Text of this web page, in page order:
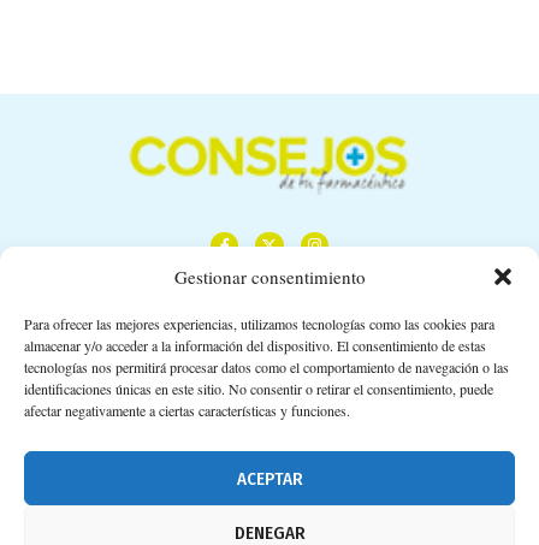
Gestionar consentimiento
Para ofrecer las mejores experiencias, utilizamos tecnologías como las cookies para
almacenar y/o acceder a la información del dispositivo. El consentimiento de estas
tecnologías nos permitirá procesar datos como el comportamiento de navegación o las
identificaciones únicas en este sitio. No consentir o retirar el consentimiento, puede
afectar negativamente a ciertas características y funciones.
ACEPTAR
DENEGAR
Calle Camino de los Descubrimientos, 11,
Planta 3ª 41092 – Sevilla
674 02 62 03
Aviso legal